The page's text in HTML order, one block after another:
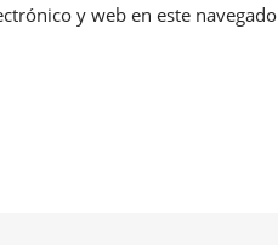
y web en este